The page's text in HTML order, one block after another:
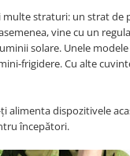
multe straturi: un strat de
vine cu un
solare. Unele
frigidere. Cu alte
alimenta dispozitivele
începători.